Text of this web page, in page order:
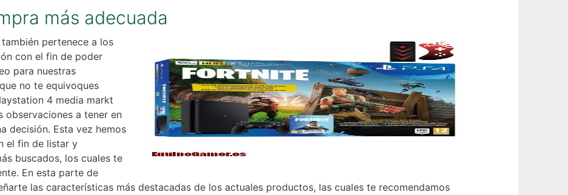
más adecuada
pertenece a los
con el fin de poder
para nuestras
no te equivoques
4 media markt
observaciones a tener en
decisión. Esta vez hemos
el fin de listar y
buscados, los cuales te
En esta parte de
las características más destacadas de los actuales productos, las cuales te recomendamos